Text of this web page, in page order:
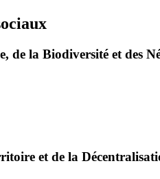
de la Biodiversité et des
et de la